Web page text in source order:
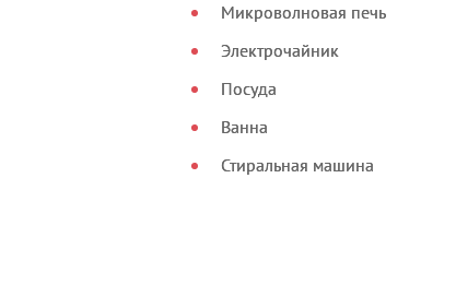
Микроволновая печь
Электрочайник
Посуда
Ванна
Стиральная машина